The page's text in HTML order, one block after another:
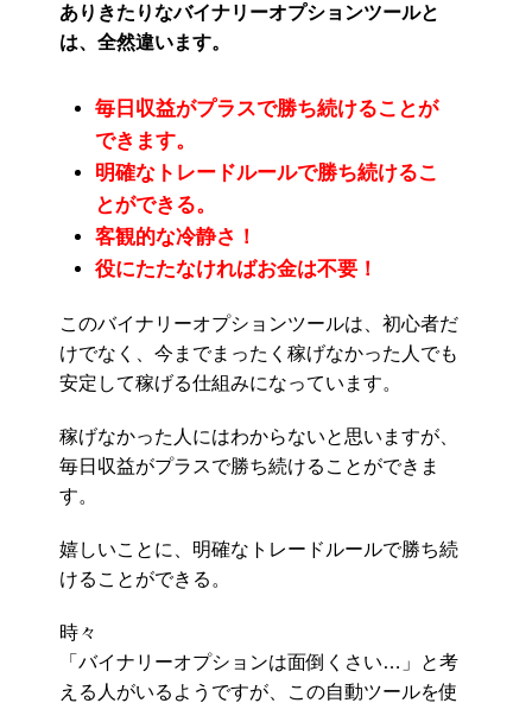
ありきたりなバイナリーオプションツールと
は、全然違います。
毎日収益がプラスで勝ち続けることが
できます。
明確なトレードルールで勝ち続けるこ
とができる。
客観的な冷静さ！
役にたたなければお金は不要！
このバイナリーオプションツールは、初心者だ
けでなく、今までまったく稼げなかった人でも
安定して稼げる仕組みになっています。
稼げなかった人にはわからないと思いますが、
毎日収益がプラスで勝ち続けることができま
す。
嬉しいことに、明確なトレードルールで勝ち続
けることができる。
時々
「バイナリーオプションは面倒くさい…」と考
える人がいるようですが、この自動ツールを使